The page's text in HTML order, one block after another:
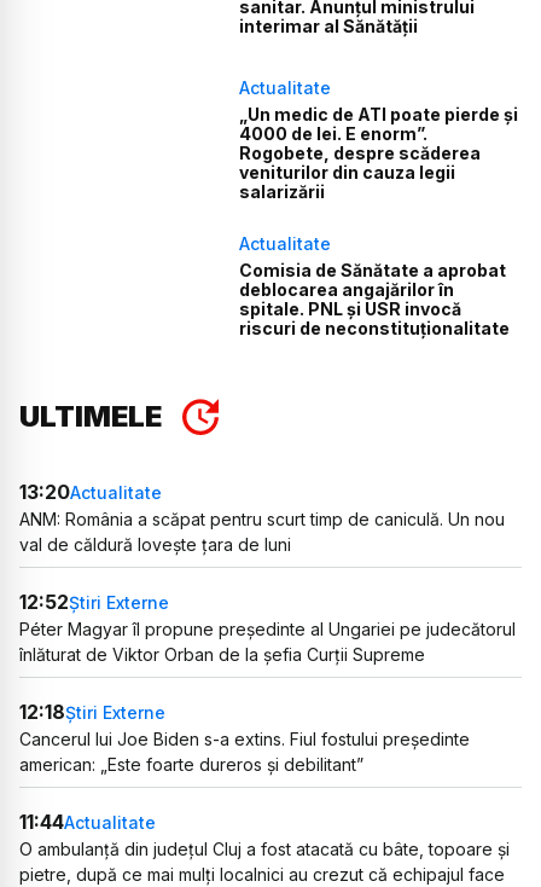
sanitar. Anunțul ministrului
interimar al Sănătății
Actualitate
„Un medic de ATI poate pierde și
4000 de lei. E enorm”.
Rogobete, despre scăderea
veniturilor din cauza legii
salarizării
Actualitate
Comisia de Sănătate a aprobat
deblocarea angajărilor în
spitale. PNL și USR invocă
riscuri de neconstituționalitate
ULTIMELE
13:20Actualitate
ANM: România a scăpat pentru scurt timp de caniculă. Un nou
val de căldură lovește țara de luni
12:52Știri Externe
Péter Magyar îl propune președinte al Ungariei pe judecătorul
înlăturat de Viktor Orban de la șefia Curții Supreme
12:18Știri Externe
Cancerul lui Joe Biden s-a extins. Fiul fostului președinte
american: „Este foarte dureros și debilitant”
11:44Actualitate
O ambulanță din județul Cluj a fost atacată cu bâte, topoare și
pietre, după ce mai mulți localnici au crezut că echipajul face